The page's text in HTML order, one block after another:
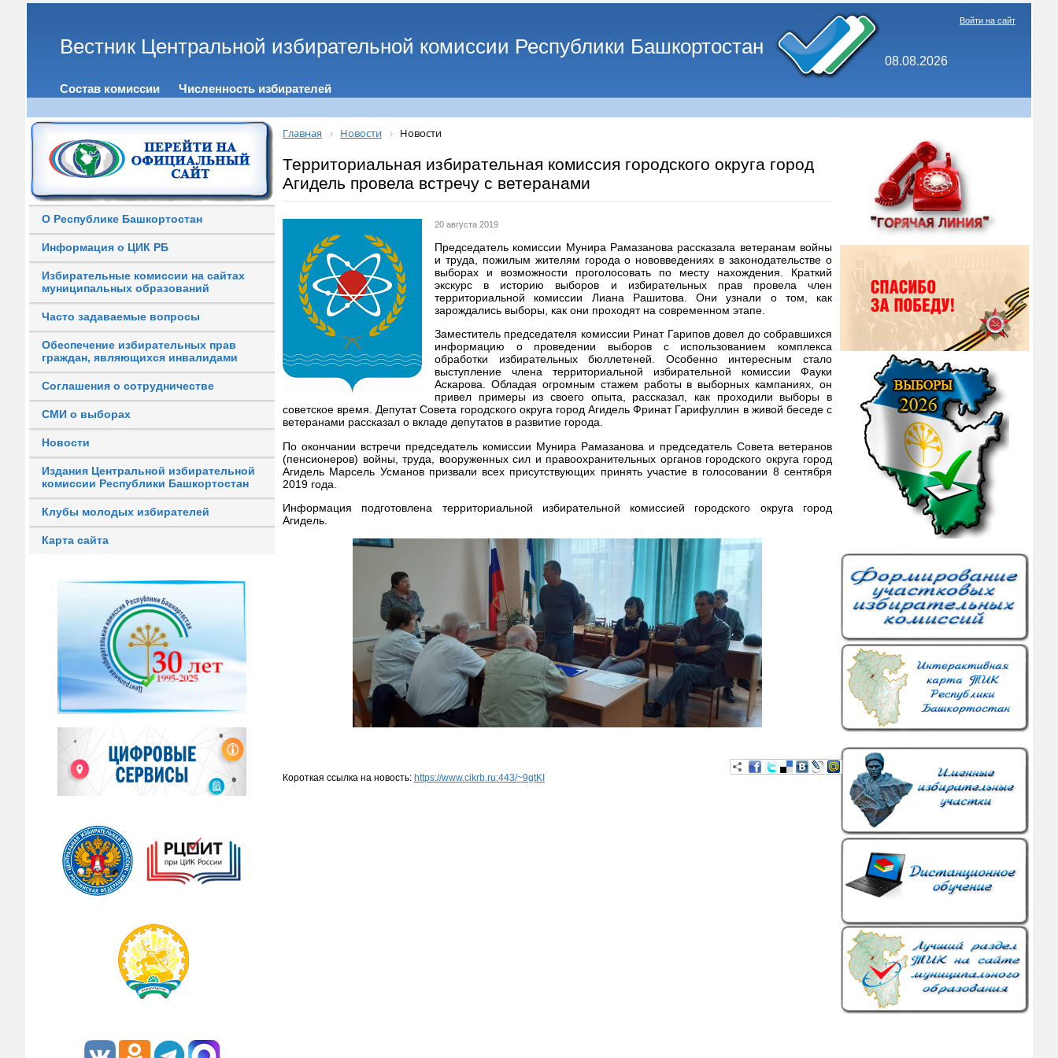
Вестник Центральной избирательной комиссии Республики Башкортостан
08.08.2026
Войти на сайт
Состав комиссии Численность избирателей
О Республике Башкортостан
Информация о ЦИК РБ
Избирательные комиссии на сайтах
муниципальных образований
Часто задаваемые вопросы
Обеспечение избирательных прав
граждан, являющихся инвалидами
Соглашения о сотрудничестве
СМИ о выборах
Новости
Издания Центральной избирательной
комиссии Республики Башкортостан
Клубы молодых избирателей
Карта сайта
Главная Новости Новости
Территориальная избирательная комиссия городского округа город
Агидель провела встречу с ветеранами
20 августа 2019
Председатель комиссии Мунира Рамазанова рассказала ветеранам войны
и труда, пожилым жителям города о нововведениях в законодательстве о
выборах и возможности проголосовать по месту нахождения. Краткий
экскурс в историю выборов и избирательных прав провела член
территориальной комиссии Лиана Рашитова. Они узнали о том, как
зарождались выборы, как они проходят на современном этапе.
Заместитель председателя комиссии Ринат Гарипов довел до собравшихся
информацию о проведении выборов с использованием комплекса
обработки избирательных бюллетеней. Особенно интересным стало
выступление члена территориальной избирательной комиссии Фауки
Аскарова. Обладая огромным стажем работы в выборных кампаниях, он
привел примеры из своего опыта, рассказал, как проходили выборы в
советское время. Депутат Совета городского округа город Агидель Фринат Гарифуллин в живой беседе с
ветеранами рассказал о вкладе депутатов в развитие города.
По окончании встречи председатель комиссии Мунира Рамазанова и председатель Совета ветеранов
(пенсионеров) войны, труда, вооруженных сил и правоохранительных органов городского округа город
Агидель Марсель Усманов призвали всех присутствующих принять участие в голосовании 8 сентября
2019 года.
Информация подготовлена территориальной избирательной комиссией городского округа город
Агидель.
Короткая ссылка на новость: https://www.cikrb.ru:443/~9gtKI